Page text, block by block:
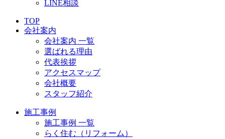
LINE相談
TOP
会社案内
会社案内 一覧
選ばれる理由
代表挨拶
アクセスマップ
会社概要
スタッフ紹介
施工事例
施工事例 一覧
らく住む（リフォーム）